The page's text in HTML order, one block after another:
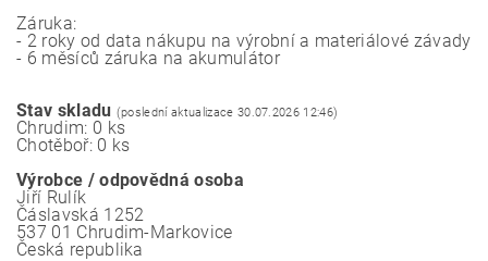
Záruka:
- 2 roky od data nákupu na výrobní a materiálové závady
- 6 měsíců záruka na akumulátor
Stav skladu (poslední aktualizace 30.07.2026 12:46)
Chrudim: 0 ks
Chotěboř: 0 ks
Výrobce / odpovědná osoba
Jiří Rulík
Čáslavská 1252
537 01 Chrudim-Markovice
Česká republika